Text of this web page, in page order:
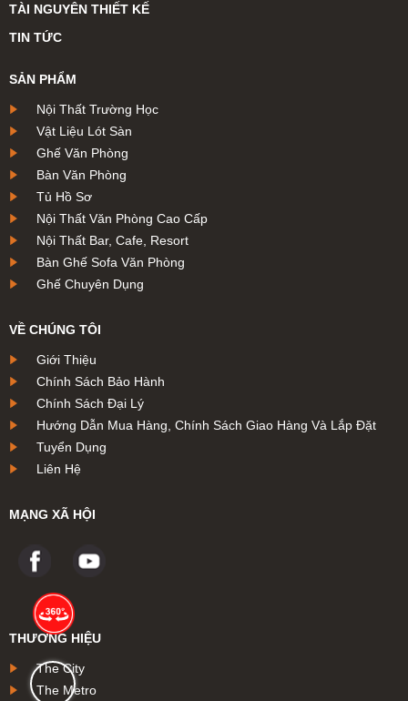
TÀI NGUYÊN THIẾT KẾ
TIN TỨC
SẢN PHẨM
Nội Thất Trường Học
Vật Liệu Lót Sàn
Ghế Văn Phòng
Bàn Văn Phòng
Tủ Hồ Sơ
Nội Thất Văn Phòng Cao Cấp
Nội Thất Bar, Cafe, Resort
Bàn Ghế Sofa Văn Phòng
Ghế Chuyên Dụng
VỀ CHÚNG TÔI
Giới Thiệu
Chính Sách Bảo Hành
Chính Sách Đại Lý
Hướng Dẫn Mua Hàng, Chính Sách Giao Hàng Và Lắp Đặt
Tuyển Dụng
Liên Hệ
MẠNG XÃ HỘI
THƯƠNG HIỆU
The City
The Metro